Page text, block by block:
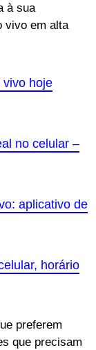
à sua
vivo em alta
vivo hoje
no celular –
aplicativo de
horário
preferem
que precisam